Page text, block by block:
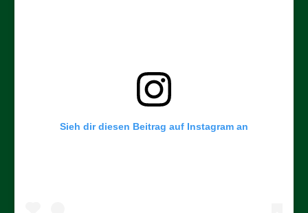
Sieh dir diesen Beitrag auf Instagram an